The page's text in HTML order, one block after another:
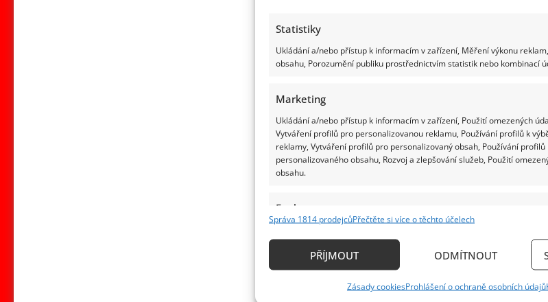
Statistiky
Ukládání a/nebo přístup k informacím v zařízení, Měření výkonu
obsahu, Porozumění publiku prostřednictvím statistik nebo kombinací
Marketing
Ukládání a/nebo přístup k informacím v zařízení, Použití omezených
Vytváření profilů pro personalizovanou reklamu, Používání profilů k
reklamy, Vytváření profilů pro personalizovaný obsah, Používání
personalizovaného obsahu, Rozvoj a zlepšování služeb, Použití
obsahu.
Funkce
Identifikace zařízení na základě automaticky přenášených informací.
základě aktivně vyžádaných informací.
Správa 1814 prodejcůPřečtěte si více o těchto účelech
PŘÍJMOUT ODMÍTNOUT
Zásady cookiesProhlášení o ochraně osobních údajů